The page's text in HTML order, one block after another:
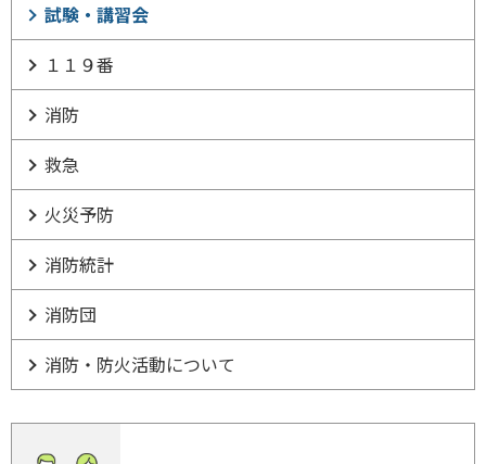
試験・講習会
１１９番
消防
救急
火災予防
消防統計
消防団
消防・防火活動について